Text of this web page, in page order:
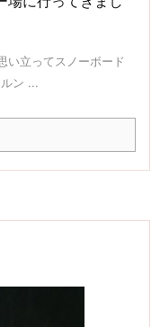
い立ってスノーボード
ン ...